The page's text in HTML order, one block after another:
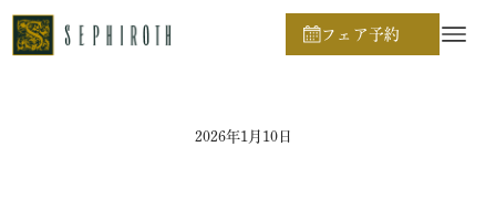
フェア予約
ホーム
2026年1月10日